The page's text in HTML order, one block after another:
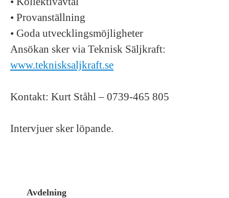
• Provanställning
• Goda utvecklingsmöjligheter
Ansökan sker via Teknisk Säljkraft:
www.teknisksaljkraft.se
Kontakt: Kurt Ståhl – 0739-465 805
Intervjuer sker löpande.
Avdelning